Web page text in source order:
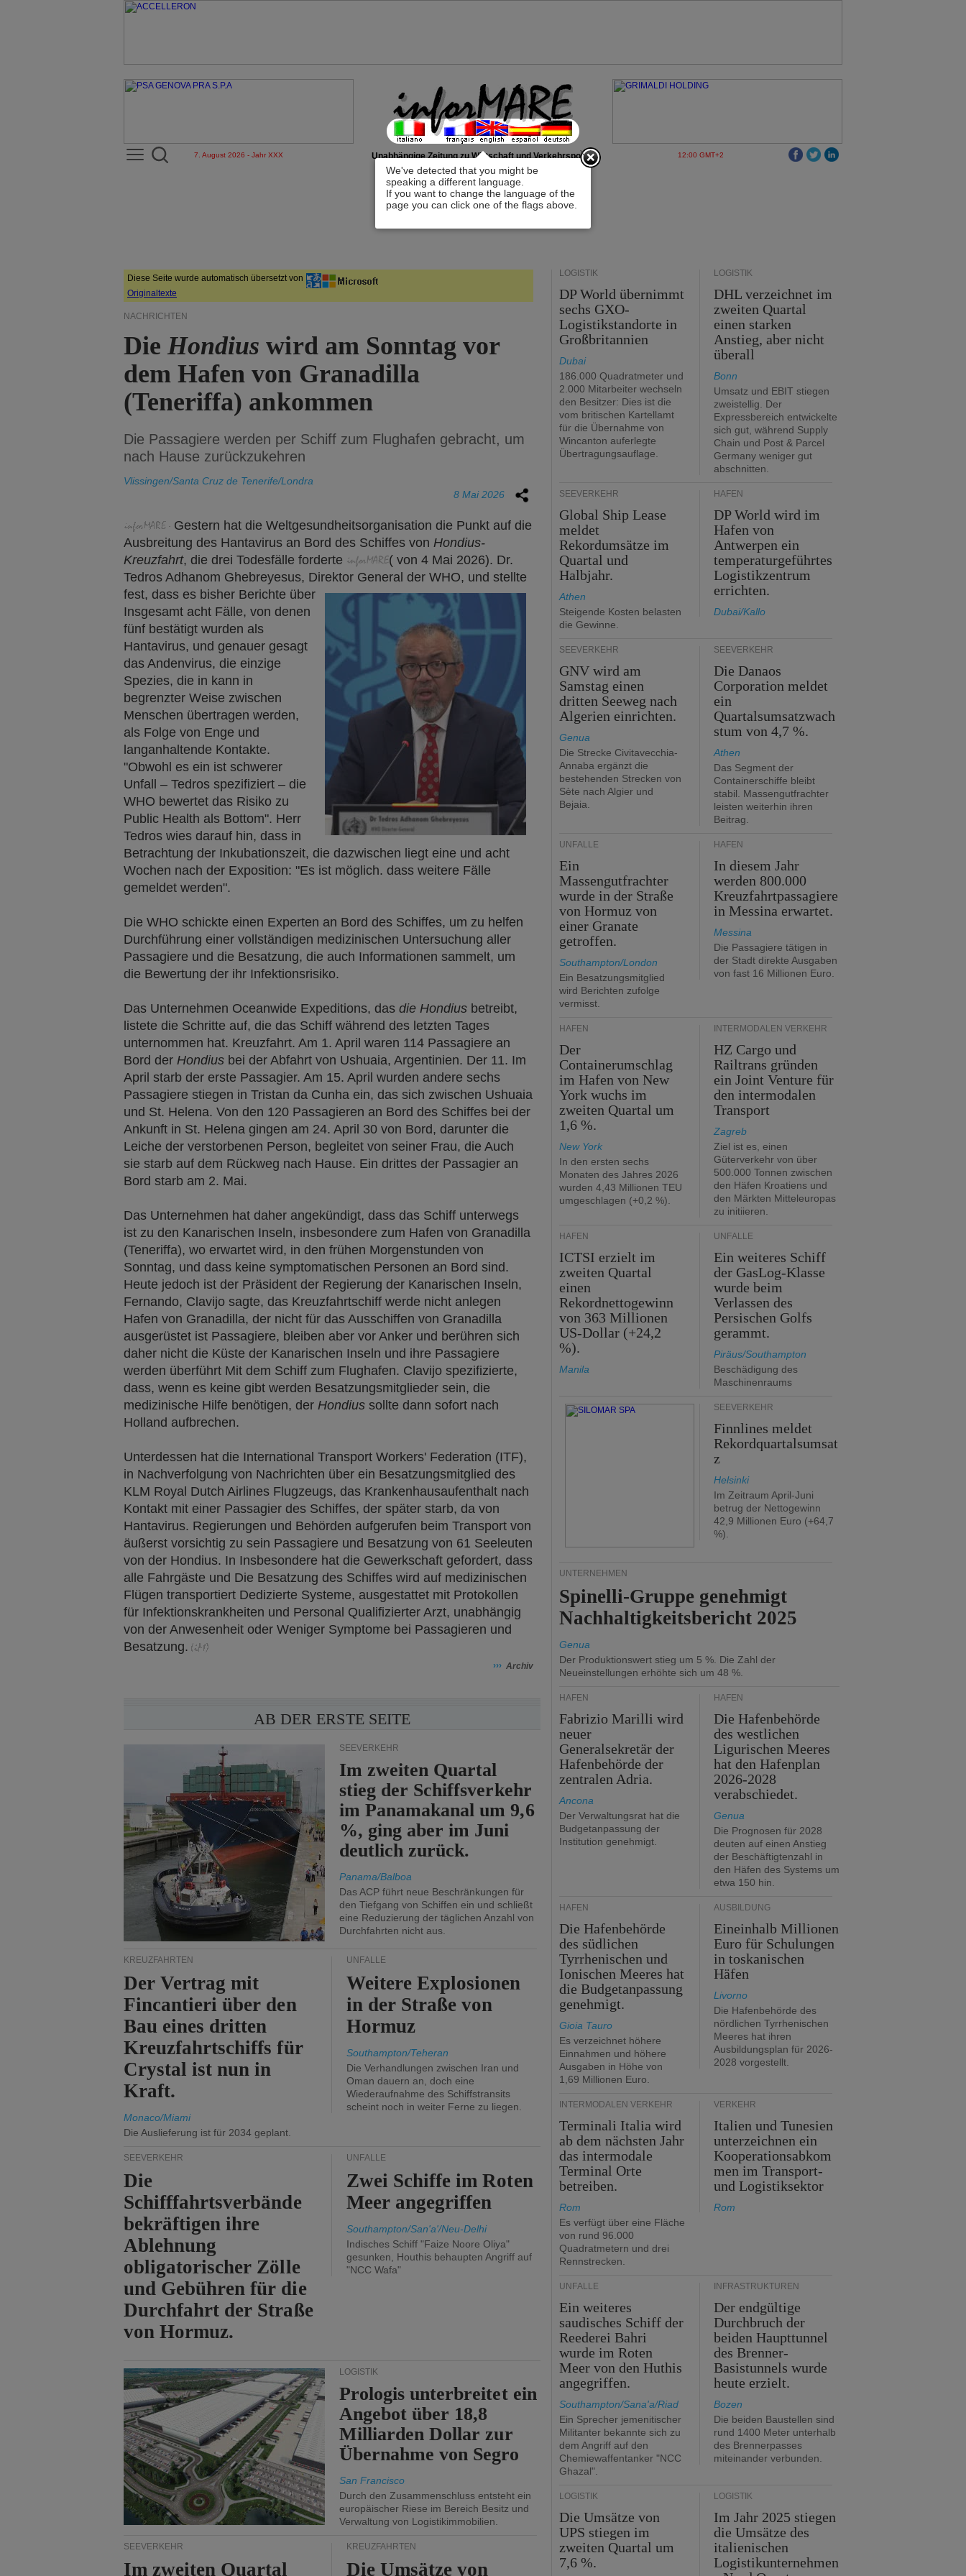
We've detected that you might be
speaking a different language.
If you want to change the language of the
page you can click one of the flags above.
x
7. August 2026 - Jahr XXX Unabhängige Zeitung zu Wirtschaft und Verkehrspolitik 12:00 GMT+2
Diese Seite wurde automatisch übersetzt von
Originaltexte
NACHRICHTEN
DieHondius wird am Sonntag vor
dem Hafen von Granadilla
(Teneriffa) ankommen
Die Passagiere werden per Schiff zum Flughafen gebracht, um
nach Hause zurückzukehren
Vlissingen/Santa Cruz de Tenerife/Londra
8 Mai 2026
Gestern hat die Weltgesundheitsorganisation die Punkt auf die
Ausbreitung des Hantavirus an Bord des Schiffes von Hondius-
Kreuzfahrt, die drei Todesfälle forderte ( von 4 Mai 2026). Dr.
Tedros Adhanom Ghebreyesus, Direktor General der WHO, und stellte
fest, dass es bisher Berichte über
Insgesamt acht Fälle, von denen
fünf bestätigt wurden als
Hantavirus, und genauer gesagt
das Andenvirus, die einzige
Spezies, die in kann in
begrenzter Weise zwischen
Menschen übertragen werden,
als Folge von Enge und
langanhaltende Kontakte.
"Obwohl es ein ist schwerer
Unfall – Tedros spezifiziert – die
WHO bewertet das Risiko zu
Public Health als Bottom". Herr
Tedros wies darauf hin, dass in
Betrachtung der Inkubationszeit, die dazwischen liegt eine und acht
Wochen nach der Exposition: "Es ist möglich. dass weitere Fälle
gemeldet werden".
Die WHO schickte einen Experten an Bord des Schiffes, um zu helfen
Durchführung einer vollständigen medizinischen Untersuchung aller
Passagiere und die Besatzung, die auch Informationen sammelt, um
die Bewertung der ihr Infektionsrisiko.
Das Unternehmen Oceanwide Expeditions, das die Hondius betreibt,
listete die Schritte auf, die das Schiff während des letzten Tages
unternommen hat. Kreuzfahrt. Am 1. April waren 114 Passagiere an
Bord der Hondius bei der Abfahrt von Ushuaia, Argentinien. Der 11. Im
April starb der erste Passagier. Am 15. April wurden andere sechs
Passagiere stiegen in Tristan da Cunha ein, das sich zwischen Ushuaia
und St. Helena. Von den 120 Passagieren an Bord des Schiffes bei der
Ankunft in St. Helena gingen am 24. April 30 von Bord, darunter die
Leiche der verstorbenen Person, begleitet von seiner Frau, die Auch
sie starb auf dem Rückweg nach Hause. Ein drittes der Passagier an
Bord starb am 2. Mai.
Das Unternehmen hat daher angekündigt, dass das Schiff unterwegs
ist zu den Kanarischen Inseln, insbesondere zum Hafen von Granadilla
(Teneriffa), wo erwartet wird, in den frühen Morgenstunden von
Sonntag, und dass keine symptomatischen Personen an Bord sind.
Heute jedoch ist der Präsident der Regierung der Kanarischen Inseln,
Fernando, Clavijo sagte, das Kreuzfahrtschiff werde nicht anlegen
Hafen von Granadilla, der nicht für das Ausschiffen von Granadilla
ausgerüstet ist Passagiere, bleiben aber vor Anker und berühren sich
daher nicht die Küste der Kanarischen Inseln und ihre Passagiere
werden überführt Mit dem Schiff zum Flughafen. Clavijo spezifizierte,
dass, wenn es keine gibt werden Besatzungsmitglieder sein, die
medizinische Hilfe benötigen, der Hondius sollte dann sofort nach
Holland aufbrechen.
Unterdessen hat die International Transport Workers' Federation (ITF),
in Nachverfolgung von Nachrichten über ein Besatzungsmitglied des
KLM Royal Dutch Airlines Flugzeugs, das Krankenhausaufenthalt nach
Kontakt mit einer Passagier des Schiffes, der später starb, da von
Hantavirus. Regierungen und Behörden aufgerufen beim Transport von
äußerst vorsichtig zu sein Passagiere und Besatzung von 61 Seeleuten
von der Hondius. In Insbesondere hat die Gewerkschaft gefordert, dass
alle Fahrgäste und Die Besatzung des Schiffes wird auf medizinischen
Flügen transportiert Dedizierte Systeme, ausgestattet mit Protokollen
für Infektionskrankheiten und Personal Qualifizierter Arzt, unabhängig
von der Anwesenheit oder Weniger Symptome bei Passagieren und
Besatzung.
››› Archiv
AB DER ERSTE SEITE
SEEVERKEHR
Im zweiten Quartal
stieg der Schiffsverkehr
im Panamakanal um 9,6
%, ging aber im Juni
deutlich zurück.
Panama/Balboa
Das ACP führt neue Beschränkungen für
den Tiefgang von Schiffen ein und schließt
eine Reduzierung der täglichen Anzahl von
Durchfahrten nicht aus.
KREUZFAHRTEN
Der Vertrag mit
Fincantieri über den
Bau eines dritten
Kreuzfahrtschiffs für
Crystal ist nun in
Kraft.
Monaco/Miami
Die Auslieferung ist für 2034 geplant.
UNFÄLLE
Weitere Explosionen
in der Straße von
Hormuz
Southampton/Teheran
Die Verhandlungen zwischen Iran und
Oman dauern an, doch eine
Wiederaufnahme des Schiffstransits
scheint noch in weiter Ferne zu liegen.
SEEVERKEHR
Die
Schifffahrtsverbände
bekräftigen ihre
Ablehnung
obligatorischer Zölle
und Gebühren für die
Durchfahrt der Straße
von Hormuz.
UNFÄLLE
Zwei Schiffe im Roten
Meer angegriffen
Southampton/San'a'/Neu-Delhi
Indisches Schiff "Faize Noore Oliya"
gesunken, Houthis behaupten Angriff auf
"NCC Wafa"
LOGISTIK
Prologis unterbreitet ein
Angebot über 18,8
Milliarden Dollar zur
Übernahme von Segro
San Francisco
Durch den Zusammenschluss entsteht ein
europäischer Riese im Bereich Besitz und
Verwaltung von Logistikimmobilien.
SEEVERKEHR
Im zweiten Quartal
KREUZFAHRTEN
Die Umsätze von
LOGISTIK
DP World übernimmt
sechs GXO-
Logistikstandorte in
Großbritannien
Dubai
186.000 Quadratmeter und
2.000 Mitarbeiter wechseln
den Besitzer: Dies ist die
vom britischen Kartellamt
für die Übernahme von
Wincanton auferlegte
Übertragungsauflage.
LOGISTIK
DHL verzeichnet im
zweiten Quartal
einen starken
Anstieg, aber nicht
überall
Bonn
Umsatz und EBIT stiegen
zweistellig. Der
Expressbereich entwickelte
sich gut, während Supply
Chain und Post & Parcel
Germany weniger gut
abschnitten.
SEEVERKEHR
Global Ship Lease
meldet
Rekordumsätze im
Quartal und
Halbjahr.
Athen
Steigende Kosten belasten
die Gewinne.
HÄFEN
DP World wird im
Hafen von
Antwerpen ein
temperaturgeführtes
Logistikzentrum
errichten.
Dubai/Kallo
SEEVERKEHR
GNV wird am
Samstag einen
dritten Seeweg nach
Algerien einrichten.
Genua
Die Strecke Civitavecchia-
Annaba ergänzt die
bestehenden Strecken von
Sète nach Algier und
Bejaia.
SEEVERKEHR
Die Danaos
Corporation meldet
ein
Quartalsumsatzwach
stum von 4,7 %.
Athen
Das Segment der
Containerschiffe bleibt
stabil. Massengutfrachter
leisten weiterhin ihren
Beitrag.
UNFÄLLE
Ein
Massengutfrachter
wurde in der Straße
von Hormuz von
einer Granate
getroffen.
Southampton/London
Ein Besatzungsmitglied
wird Berichten zufolge
vermisst.
HÄFEN
In diesem Jahr
werden 800.000
Kreuzfahrtpassagiere
in Messina erwartet.
Messina
Die Passagiere tätigen in
der Stadt direkte Ausgaben
von fast 16 Millionen Euro.
HÄFEN
Der
Containerumschlag
im Hafen von New
York wuchs im
zweiten Quartal um
1,6 %.
New York
In den ersten sechs
Monaten des Jahres 2026
wurden 4,43 Millionen TEU
umgeschlagen (+0,2 %).
INTERMODALEN VERKEHR
HZ Cargo und
Railtrans gründen
ein Joint Venture für
den intermodalen
Transport
Zagreb
Ziel ist es, einen
Güterverkehr von über
500.000 Tonnen zwischen
den Häfen Kroatiens und
den Märkten Mitteleuropas
zu initiieren.
HÄFEN
ICTSI erzielt im
zweiten Quartal
einen
Rekordnettogewinn
von 363 Millionen
US-Dollar (+24,2
%).
Manila
UNFÄLLE
Ein weiteres Schiff
der GasLog-Klasse
wurde beim
Verlassen des
Persischen Golfs
gerammt.
Piräus/Southampton
Beschädigung des
Maschinenraums
SEEVERKEHR
Finnlines meldet
Rekordquartalsumsat
z
Helsinki
Im Zeitraum April-Juni
betrug der Nettogewinn
42,9 Millionen Euro (+64,7
%).
UNTERNEHMEN
Spinelli-Gruppe genehmigt
Nachhaltigkeitsbericht 2025
Genua
Der Produktionswert stieg um 5 %. Die Zahl der
Neueinstellungen erhöhte sich um 48 %.
HÄFEN
Fabrizio Marilli wird
neuer
Generalsekretär der
Hafenbehörde der
zentralen Adria.
Ancona
Der Verwaltungsrat hat die
Budgetanpassung der
Institution genehmigt.
HÄFEN
Die Hafenbehörde
des westlichen
Ligurischen Meeres
hat den Hafenplan
2026-2028
verabschiedet.
Genua
Die Prognosen für 2028
deuten auf einen Anstieg
der Beschäftigtenzahl in
den Häfen des Systems um
etwa 150 hin.
HÄFEN
Die Hafenbehörde
des südlichen
Tyrrhenischen und
Ionischen Meeres hat
die Budgetanpassung
genehmigt.
Gioia Tauro
Es verzeichnet höhere
Einnahmen und höhere
Ausgaben in Höhe von
1,69 Millionen Euro.
AUSBILDUNG
Eineinhalb Millionen
Euro für Schulungen
in toskanischen
Häfen
Livorno
Die Hafenbehörde des
nördlichen Tyrrhenischen
Meeres hat ihren
Ausbildungsplan für 2026-
2028 vorgestellt.
INTERMODALEN VERKEHR
Terminali Italia wird
ab dem nächsten Jahr
das intermodale
Terminal Orte
betreiben.
Rom
Es verfügt über eine Fläche
von rund 96.000
Quadratmetern und drei
Rennstrecken.
VERKEHR
Italien und Tunesien
unterzeichnen ein
Kooperationsabkom
men im Transport-
und Logistiksektor
Rom
UNFÄLLE
Ein weiteres
saudisches Schiff der
Reederei Bahri
wurde im Roten
Meer von den Huthis
angegriffen.
Southampton/Sana'a/Riad
Ein Sprecher jemenitischer
Militanter bekannte sich zu
dem Angriff auf den
Chemiewaffentanker "NCC
Ghazal".
INFRASTRUKTUREN
Der endgültige
Durchbruch der
beiden Haupttunnel
des Brenner-
Basistunnels wurde
heute erzielt.
Bozen
Die beiden Baustellen sind
rund 1400 Meter unterhalb
des Brennerpasses
miteinander verbunden.
LOGISTIK
Die Umsätze von
UPS stiegen im
zweiten Quartal um
7,6 %.
LOGISTIK
Im Jahr 2025 stiegen
die Umsätze des
italienischen
Logistikunternehmen